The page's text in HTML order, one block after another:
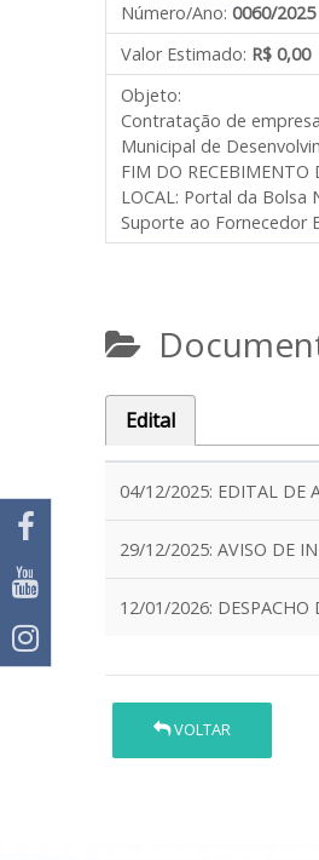
Número/Ano: 0060/2025
Valor Estimado: R$ 0,00
Objeto:
Contratação de
Municipal de
FIM DO RECEBIMENTO
LOCAL: Portal da Bolsa
Suporte ao Fornecedor
Edital
04/12/2025: EDITAL DE
29/12/2025: AVISO DE
12/01/2026: DESPACHO
VOLTAR